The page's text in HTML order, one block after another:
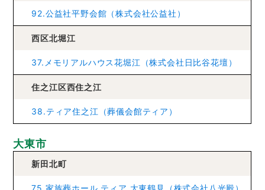
92.公益社平野会館（株式会社公益社）
西区北堀江
37.メモリアルハウス花堀江（株式会社日比谷花壇）
住之江区西住之江
38.ティア住之江（葬儀会館ティア）
大東市
新田北町
75.家族葬ホール ティア 大東鶴見（株式会社八光殿）